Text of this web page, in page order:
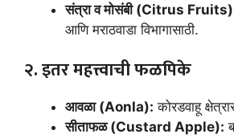
संत्रा व मोसंबी (Citrus
आणि मराठवाडा विभागासाठी.
२. इतर महत्त्वाची फळपिके
आवळा (Aonla): कोरडवाहू
सीताफळ (Custard Apple):